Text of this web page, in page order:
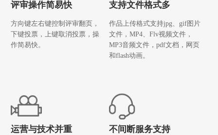
评审操作简易快
方向键左右键控制评审翻页，
下键投票，上键取消投票，操
作简易快。
支持文件格式多
作品上传格式支持jpg、gif图片
文件，MP4、Flv视频文件，
MP3音频文件，pdf文档，网页
和flash动画。
运营与技术并重 不间断服务支持